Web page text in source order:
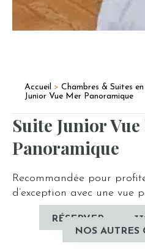
Accueil > Chambres & Suites
Junior Vue Mer Panoramique
Suite Junior
Panoramique
Recommandée pour
d’exception avec une vue
RÉSERVER
NOS AUTRES